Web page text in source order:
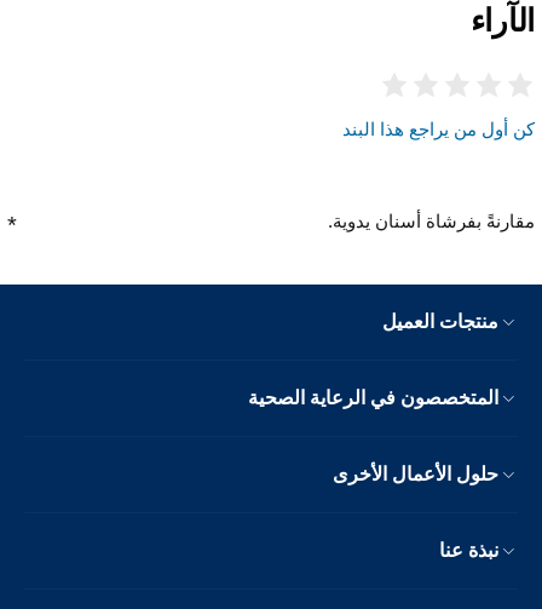
الآراء
كن أول من يراجع هذا البند
مقارنةً بفرشاة أسنان يدوية.
منتجات العميل
المتخصصون في الرعاية الصحية
حلول الأعمال الأخرى
نبذة عنا